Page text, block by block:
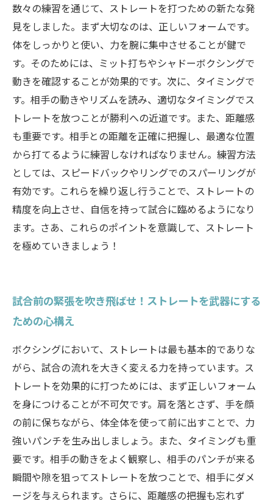
数々の練習を通じて、ストレートを打つための新たな発
見をしました。まず大切なのは、正しいフォームです。
体をしっかりと使い、力を腕に集中させることが鍵で
す。そのためには、ミット打ちやシャドーボクシングで
動きを確認することが効果的です。次に、タイミングで
す。相手の動きやリズムを読み、適切なタイミングでス
トレートを放つことが勝利への近道です。また、距離感
も重要です。相手との距離を正確に把握し、最適な位置
から打てるように練習しなければなりません。練習方法
としては、スピードバックやリングでのスパーリングが
有効です。これらを繰り返し行うことで、ストレートの
精度を向上させ、自信を持って試合に臨めるようになり
ます。さあ、これらのポイントを意識して、ストレート
を極めていきましょう！
試合前の緊張を吹き飛ばせ！ストレートを武器にする
ための心構え
ボクシングにおいて、ストレートは最も基本的でありな
がら、試合の流れを大きく変える力を持っています。ス
トレートを効果的に打つためには、まず正しいフォーム
を身につけることが不可欠です。肩を落とさず、手を顔
の前に保ちながら、体全体を使って前に出すことで、力
強いパンチを生み出しましょう。また、タイミングも重
要です。相手の動きをよく観察し、相手のパンチが来る
瞬間や隙を狙ってストレートを放つことで、相手にダメ
ージを与えられます。さらに、距離感の把握も忘れず